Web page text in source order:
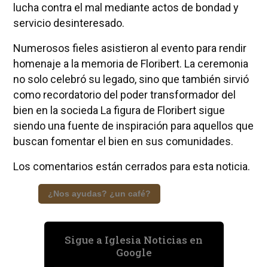
lucha contra el mal mediante actos de bondad y
servicio desinteresado.
Numerosos fieles asistieron al evento para rendir
homenaje a la memoria de Floribert. La ceremonia
no solo celebró su legado, sino que también sirvió
como recordatorio del poder transformador del
bien en la socieda La figura de Floribert sigue
siendo una fuente de inspiración para aquellos que
buscan fomentar el bien en sus comunidades.
Los comentarios están cerrados para esta noticia.
¿Nos ayudas? ¿un café?
Sigue a Iglesia Noticias en
Google